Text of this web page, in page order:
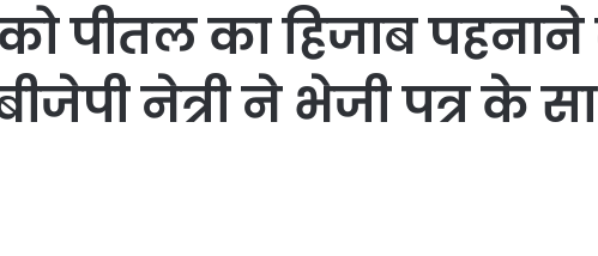
को पीतल का हिजाब
नेत्री ने भेजी पत्र के